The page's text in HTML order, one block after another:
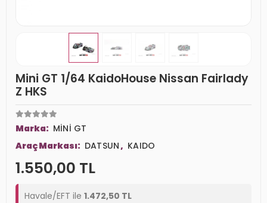
Mini GT 1/64 KaidoHouse Nissan Fairlady
Z HKS
Marka: MİNİ GT
Araç Markası: DATSUN, KAIDO
1.550,00 TL
Havale/EFT ile 1.472,50 TL